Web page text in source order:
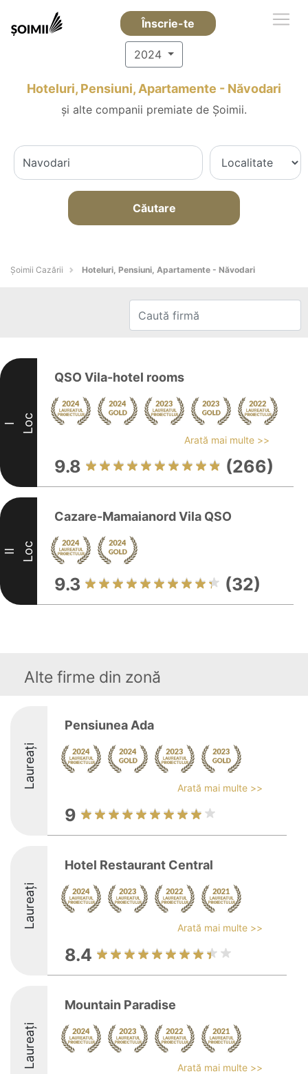
Înscrie-te
2024
Hoteluri, Pensiuni, Apartamente - Năvodari
și alte companii premiate de Șoimii.
Căutare
Șoimii Cazării Hoteluri, Pensiuni, Apartamente - Năvodari
I Loc
QSO Vila-hotel rooms
Arată mai multe >>
9.8 (266)
II Loc
Cazare-Mamaianord Vila QSO
9.3 (32)
Alte firme din zonă
Laureați
Pensiunea Ada
Arată mai multe >>
9
Laureați
Hotel Restaurant Central
Arată mai multe >>
8.4
Laureați
Mountain Paradise
Arată mai multe >>